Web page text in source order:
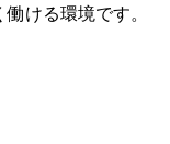
ける環境です。